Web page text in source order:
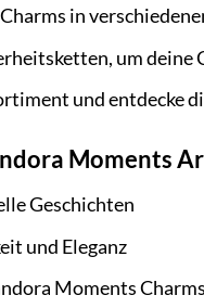
in
um
und entdecke
Moments
Geschichten
und Eleganz
Moments Charms